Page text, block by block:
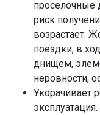
проселочные
риск
возрастает.
поездки, в
днищем,
неровности,
Укорачивает